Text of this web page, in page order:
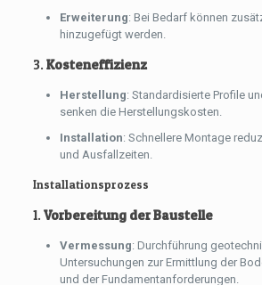
Erweiterung: Bei Bedarf können
hinzugefügt werden.
3. Kosteneffizienz
Herstellung: Standardisierte Profile
senken die Herstellungskosten.
Installation: Schnellere Montage
und Ausfallzeiten.
Installationsprozess
1. Vorbereitung der Baustelle
Vermessung: Durchführung
Untersuchungen zur Ermittlung der
und der Fundamentanforderungen.